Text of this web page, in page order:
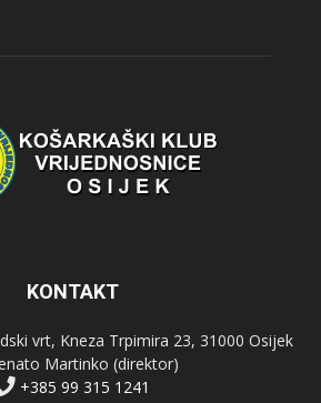
KONTAKT
vrt, Kneza Trpimira 23, 31000 Osijek
Martinko (direktor)
+385 99 315 1241